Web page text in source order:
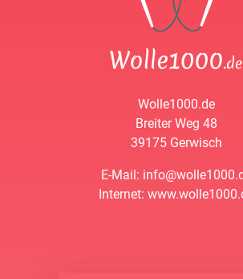
Wolle1000.de
Breiter Weg 48
39175 Gerwisch
E-Mail:
Internet: